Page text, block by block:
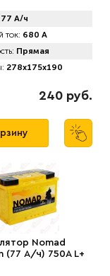
77 А/ч
ток: 680 А
Прямая
278x175x190
240 руб.
Nomad
(77 А/ч) 750A L+